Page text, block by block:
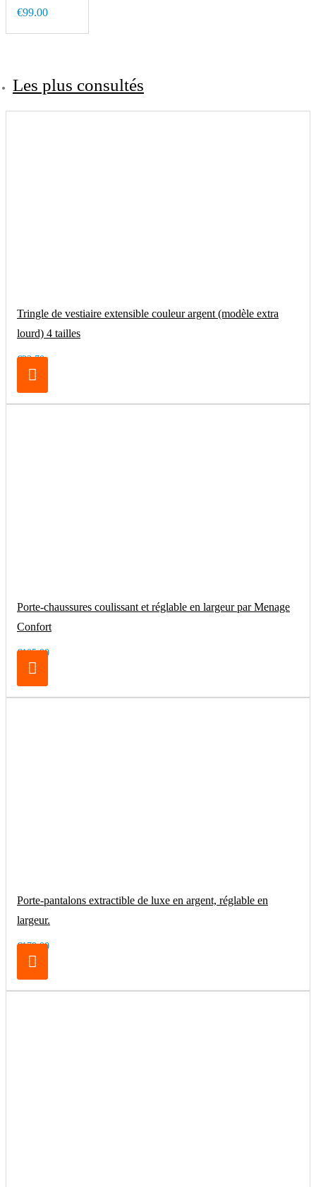
€99.00
Les plus consultés
Tringle de vestiaire extensible couleur argent (modèle extra
lourd) 4 tailles
€32.70
Porte-chaussures coulissant et réglable en largeur par Menage
Confort
€105.00
Porte-pantalons extractible de luxe en argent, réglable en
largeur.
€179.00